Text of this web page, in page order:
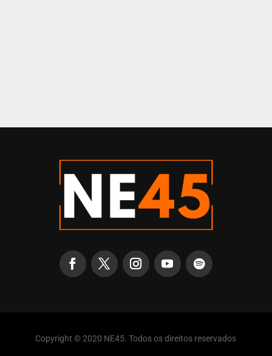
Copyright © 2020 NE45. Todos os direitos reservados